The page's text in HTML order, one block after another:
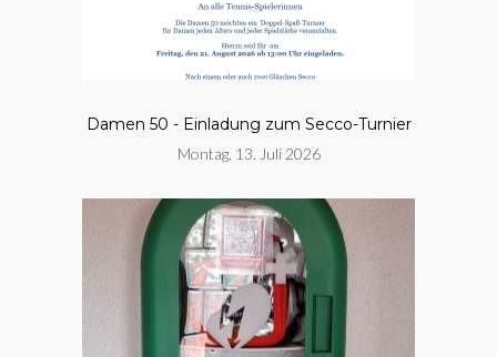
Damen 50 - Einladung zum Secco-Turnier
Montag, 13. Juli 2026